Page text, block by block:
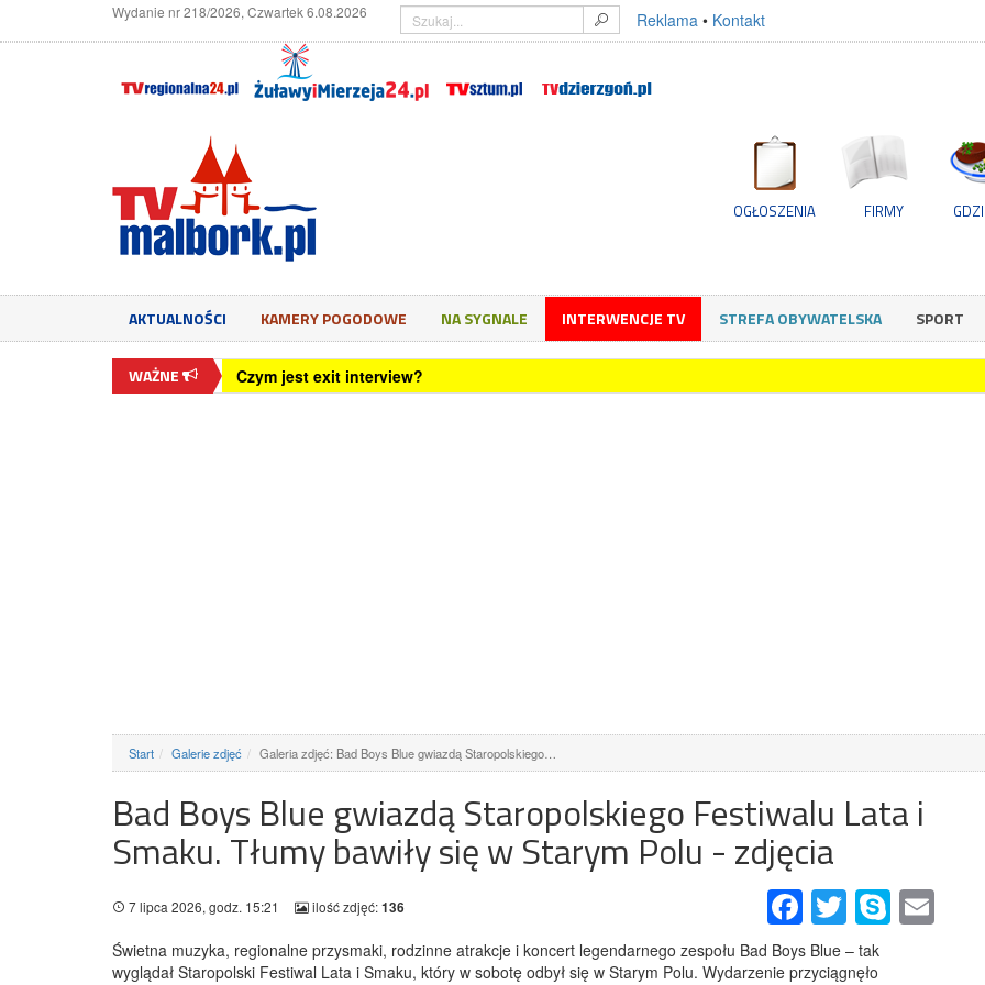
Wydanie nr 218/2026, Czwartek 6.08.2026 Reklama • Kontakt
OGŁOSZENIA FIRMY
AKTUALNOŚCI KAMERY POGODOWE NA SYGNALE INTERWENCJE TV STREFA OBYWATELSKA SPORT
WAŻNE Jak rozpoznać mobbing w pracy IT i gdzie szukać pomocy?
Start Galerie zdjęć Galeria zdjęć: Bad Boys Blue gwiazdą Staropolskiego…
Bad Boys Blue gwiazdą Staropolskiego Festiwalu Lata i
Smaku. Tłumy bawiły się w Starym Polu - zdjęcia
FacebookTwitter Skype
7 lipca 2026, godz. 15:21 ilość zdjęć:136
Świetna muzyka, regionalne przysmaki, rodzinne atrakcje i koncert legendarnego zespołu Bad Boys Blue – tak
wyglądał Staropolski Festiwal Lata i Smaku, który w sobotę odbył się w Starym Polu. Wydarzenie przyciągnęło